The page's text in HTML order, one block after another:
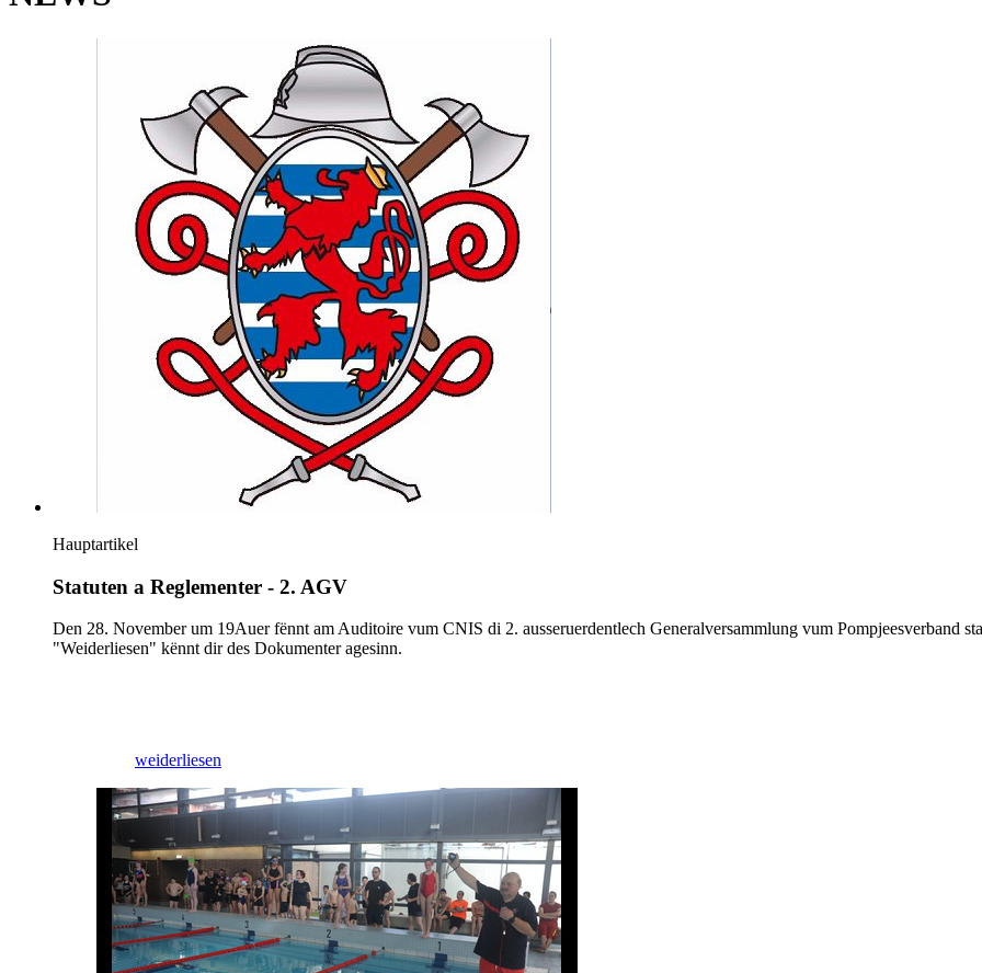
Hauptartikel
Statuten a Reglementer - 2. AGV
Den 28. November um 19Auer fënnt am Auditoire vum CNIS di 2. ausseruerdentlech Generalversammlung vum Pompjeesverband
"Weiderliesen" kënnt dir des Dokumenter agesinn.
weiderliesen